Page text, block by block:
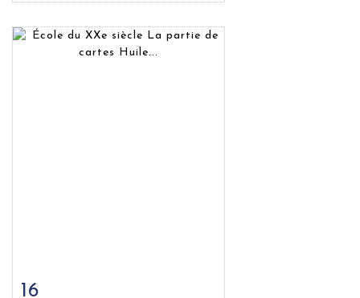
Fiche détaillée
16